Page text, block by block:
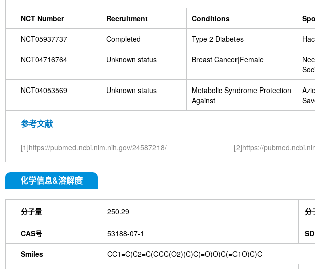
NCT Number Recruitment Conditions
NCT05937737 Completed Type 2 Diabetes
NCT04716764 Unknown status Breast Cancer|Female
NCT04053569 Unknown status
Metabolic Syndrome Protection
Against
参考文献
[1]https://pubmed.ncbi.nlm.nih.gov/24587218/ [2]https://
化学信息&溶解度
分子量 250.29 分
CAS号 53188-07-1
Smiles CC1=C(C2=C(CCC(O2)(C)C(=O)O)C(=C1O)C)C